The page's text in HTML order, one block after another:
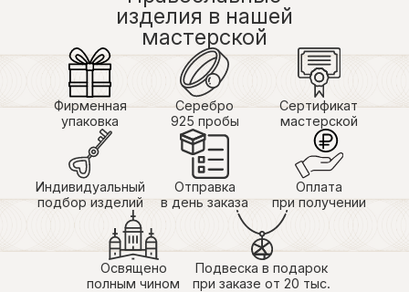
Здравствуйте!
Заказывала в другую страну , пришёл быстро
,Хороший и доброжелательный сервис тоже
порадовал !
Крестик выглядит просто волшебно , очень очень
красивый , камушки блестят как бриллианты,
выполнен очень аккуратно,смотрится стильно!
Спасибо вам большое !!!
изделия в нашей
мастерской
Фирменная
упаковка
Серебро
925 пробы
Сертификат
мастерской
Индивидуальный
подбор изделий
Отправка
в день заказа
Оплата
при получении
Освящено
полным чином
Подвеска в подарок
при заказе от 20 тыс.